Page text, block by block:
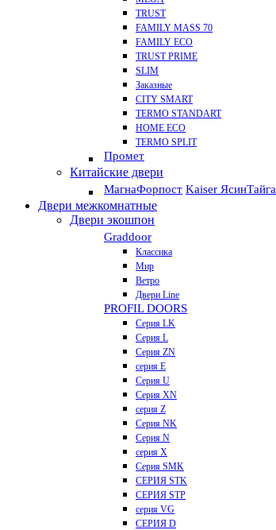
TRUST
FAMILY MASS 70
FAMILY ECO
TRUST PRIME
SLIM
Заказные
CITY SMART
TERMO STANDART
HOME ECO
ТЕRМО SPLIT
Промет
Китайские двери
МагнаФорпост Kaiser ЯсинТайга
Двери межкомнатные
Двери экошпон
Graddoor
Классика
Мир
Ветро
Двери Line
PROFIL DOORS
Серия LK
Серия L
Серия ZN
серия E
Серия U
Серия XN
серия Z
Серия NK
Серия N
серия X
Серия SMK
СЕРИЯ STK
СЕРИЯ STP
серия VG
СЕРИЯ D